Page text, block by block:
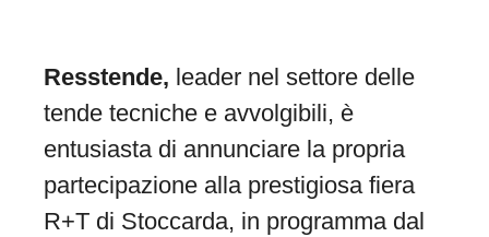
Resstende, leader nel settore delle
tende tecniche e avvolgibili, è
entusiasta di annunciare la propria
partecipazione alla prestigiosa fiera
R+T di Stoccarda, in programma dal